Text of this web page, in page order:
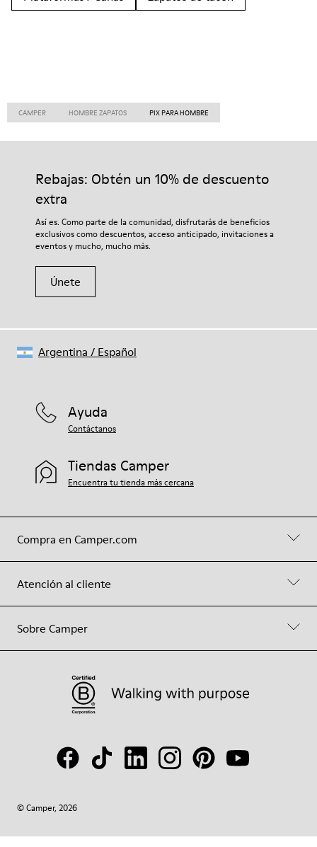
CAMPER HOMBRE ZAPATOS PIX PARA HOMBRE
Rebajas: Obtén un 10% de descuento
extra
Así es. Como parte de la comunidad, disfrutarás de beneficios
exclusivos como descuentos, acceso anticipado, invitaciones a
eventos y mucho, mucho más.
Únete
Compra en Camper.com
Atención al cliente
Sobre Camper
Ayuda
Contáctanos
Tiendas Camper
Encuentra tu tienda más cercana
© Camper, 2026
Argentina / Español